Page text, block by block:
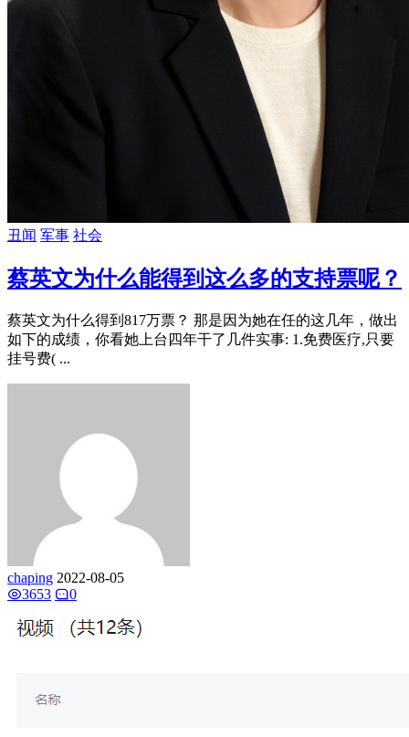
丑闻 军事 社会
蔡英文为什么能得到这么多的支持票呢？
蔡英文为什么得到817万票？ 那是因为她在任的这几年，做出
如下的成绩，你看她上台四年干了几件实事: 1.免费医疗,只要
挂号费( ...
chaping 2022-08-05
3653
0